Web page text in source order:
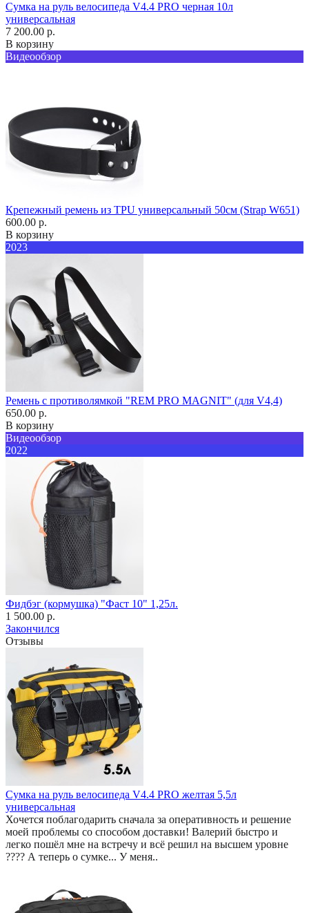
Сумка на руль велосипеда V4.4 PRO черная 10л
универсальная
7 200.00 р.
В корзину
Видеообзор
Крепежный ремень из TPU универсальный 50см (Strap W651)
600.00 р.
В корзину
2023
Ремень с противолямкой "REM PRO MAGNIT" (для V4,4)
650.00 р.
В корзину
Видеообзор
2022
Фидбэг (кормушка) "Фаст 10" 1,25л.
1 500.00 р.
Закончился
Отзывы
Сумка на руль велосипеда V4.4 PRO желтая 5,5л
универсальная
Хочется поблагодарить сначала за оперативность и решение
моей проблемы со способом доставки! Валерий быстро и
легко пошёл мне на встречу и всё решил на высшем уровне
???? А теперь о сумке... У меня..